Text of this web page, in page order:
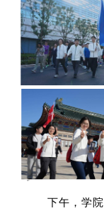
下午，学